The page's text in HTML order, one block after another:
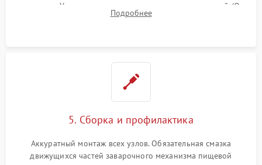
жерновов. Установка новых силиконовых уплотнителей (O-
ring) и тефлоновых трубок для надежного устранения
Подробнее
5. Сборка и профилактика
Аккуратный монтаж всех узлов. Обязательная смазка
движущихся частей заварочного механизма пищевой